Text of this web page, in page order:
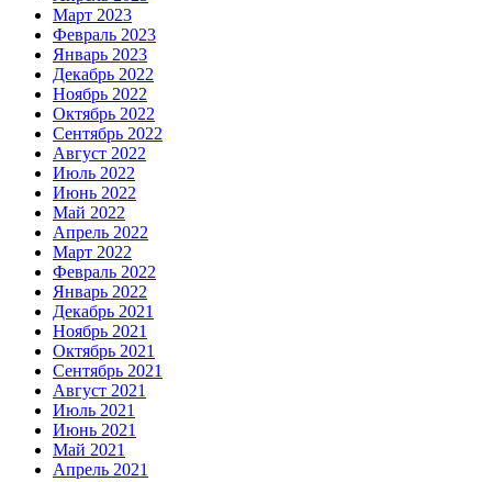
Март 2023
Февраль 2023
Январь 2023
Декабрь 2022
Ноябрь 2022
Октябрь 2022
Сентябрь 2022
Август 2022
Июль 2022
Июнь 2022
Май 2022
Апрель 2022
Март 2022
Февраль 2022
Январь 2022
Декабрь 2021
Ноябрь 2021
Октябрь 2021
Сентябрь 2021
Август 2021
Июль 2021
Июнь 2021
Май 2021
Апрель 2021